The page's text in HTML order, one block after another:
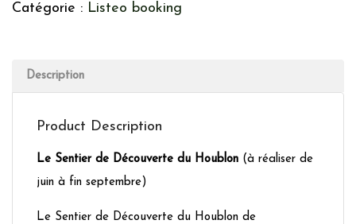
Catégorie : Listeo booking
Description
Product Description
Le Sentier de Découverte du Houblon (à réaliser de
juin à fin septembre)
Le Sentier de Découverte du Houblon de